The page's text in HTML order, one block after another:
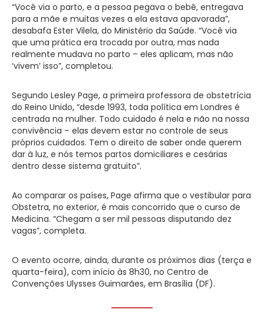
“Você via o parto, e a pessoa pegava o bebê, entregava
para a mãe e muitas vezes a ela estava apavorada”,
desabafa Ester Vilela, do Ministério da Saúde. “Você via
que uma prática era trocada por outra, mas nada
realmente mudava no parto – eles aplicam, mas não
‘vivem’ isso”, completou.
Segundo Lesley Page, a primeira professora de obstetrícia
do Reino Unido, “desde 1993, toda política em Londres é
centrada na mulher. Todo cuidado é nela e não na nossa
convivência – elas devem estar no controle de seus
próprios cuidados. Tem o direito de saber onde querem
dar à luz, e nós temos partos domiciliares e cesárias
dentro desse sistema gratuito”.
Ao comparar os países, Page afirma que o vestibular para
Obstetra, no exterior, é mais concorrido que o curso de
Medicina. “Chegam a ser mil pessoas disputando dez
vagas”, completa.
O evento ocorre, ainda, durante os próximos dias (terça e
quarta-feira), com início às 8h30, no Centro de
Convenções Ulysses Guimarães, em Brasília (DF).